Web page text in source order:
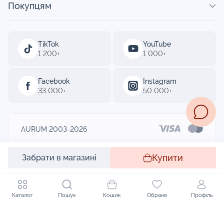
Каталог Пошук Кошик Обране Профіль
Забрати в магазині Купити
TikTok
1 200+
YouTube
1 000+
Facebook
33 000+
Instagram
50 000+
Покупцям
AURUM 2003-2026